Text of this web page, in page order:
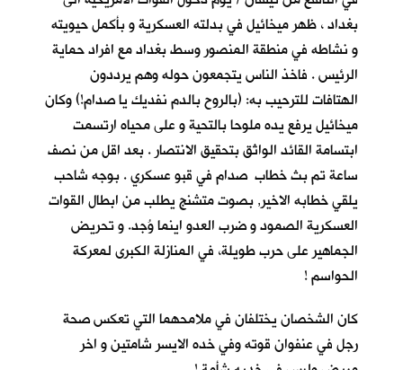
بغداد ، ظهر ميخائيل في بدلته العسكرية و بأكمل حيويته
و نشاطه في منطقة المنصور وسط بغداد مع افراد حماية
الرئيس . فاخذ الناس يتجمعون حوله وهم يرددون
الهتافات للترحيب به: (بالروح بالدم نفديك يا صدام!) وكان
ميخائيل يرفع يده ملوحا بالتحية و على محياه ارتسمت
ابتسامة القائد الواثق بتحقيق الانتصار . بعد اقل من نصف
ساعة تم بث خطاب صدام في قبو عسكري . بوجه شاحب
يلقي خطابه الاخير, بصوت متشنج يطلب من ابطال القوات
العسكرية الصمود و ضرب العدو اينما وُجد. و تحريض
الجماهير على حرب طويلة، في المنازلة الكبرى لمعركة
الحواسم !
كان الشخصان يختلفان في ملامحهما التي تعكس صحة
رجل في عنفوان قوته وفي خده الايسر شامتين و اخر